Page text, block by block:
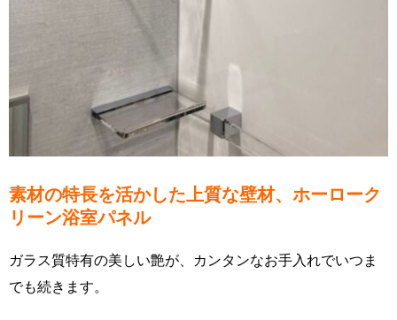
素材の特長を活かした上質な壁材、ホーローク
リーン浴室パネル
ガラス質特有の美しい艶が、カンタンなお手入れでいつま
でも続きます。